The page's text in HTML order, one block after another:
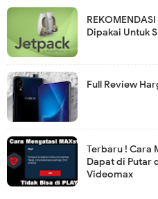
Dipakai Untuk
Full Review
Terbaru ! Cara
Dapat di Putar
Videomax